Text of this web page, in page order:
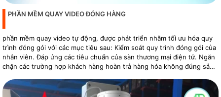
PHẦN MỀM QUAY VIDEO ĐÓNG HÀNG
phần mềm quay video tự động, được phát triển nhằm tối ưu hóa quy
trình đóng gói với các mục tiêu sau: Kiểm soát quy trình đóng gói của
nhân viên. Đáp ứng các tiêu chuẩn của sàn thương mại điện tử. Ngăn
chặn các trường hợp khách hàng hoàn trả hàng hóa không đúng sản